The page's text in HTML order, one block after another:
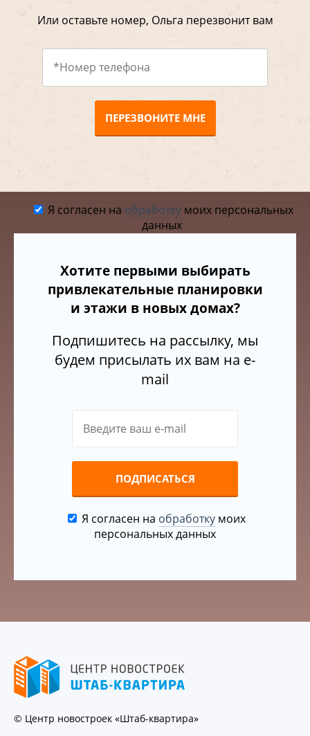
Или оставьте номер, Ольга перезвонит вам
ПЕРЕЗВОНИТЕ МНЕ
Я согласен на обработкумоих персональных
данных
Хотите первыми выбирать
привлекательные планировки
и этажи в новых домах?
Подпишитесь на рассылку, мы
будем присылать их вам на e-
mail
ПОДПИСАТЬСЯ
Я согласен на обработкумоих
персональных данных
© Центр новостроек «Штаб-квартира»